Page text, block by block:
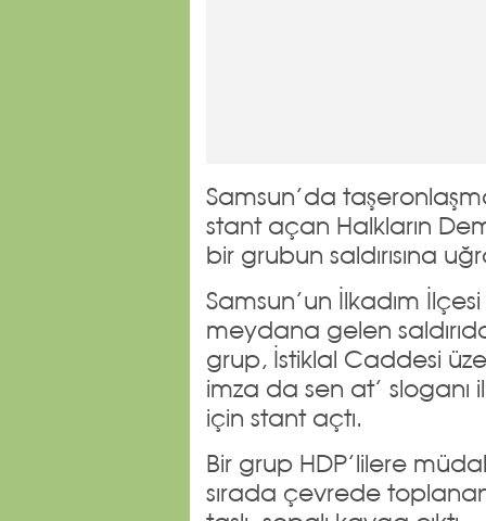
Samsun’da
stant açan Halkların
bir grubun saldırısına
Samsun’un İlkadım
meydana gelen
grup, İstiklal Caddesi
imza da sen at’ sloganı
için stant açtı.
Bir grup HDP’lilere
sırada çevrede